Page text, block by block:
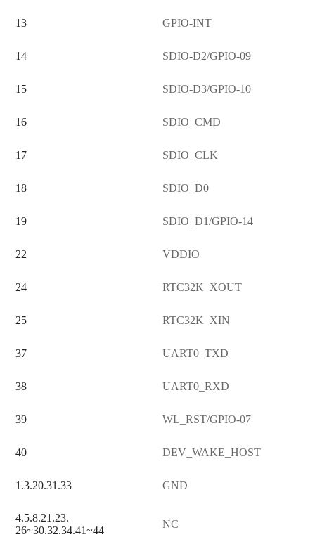
13 GPIO-INT
14 SDIO-D2/GPIO-09
15 SDIO-D3/GPIO-10
16 SDIO_CMD
17 SDIO_CLK
18 SDIO_D0
19 SDIO_D1/GPIO-14
22 VDDIO
24 RTC32K_XOUT
25 RTC32K_XIN
37 UART0_TXD
38 UART0_RXD
39 WL_RST/GPIO-07
40 DEV_WAKE_HOST
1.3.20.31.33 GND
4.5.8.21.23.
26~30.32.34.41~44
NC